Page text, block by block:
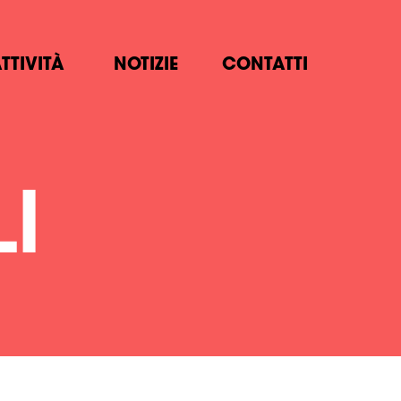
NOTIZIE CONTATTI